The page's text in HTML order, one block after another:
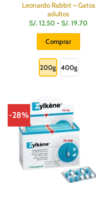
Leonardo Rabbit – Gatos
adultos
S/.12.50 - S/.19.70
Comprar
producto
tiene
Las
opciones
se
pueden
elegir
en
la
página
200g 400g
-28%